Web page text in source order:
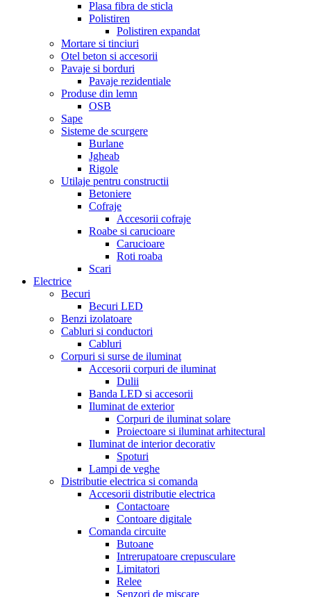
Plasa fibra de sticla
Polistiren
Polistiren expandat
Mortare si tinciuri
Otel beton si accesorii
Pavaje si borduri
Pavaje rezidentiale
Produse din lemn
OSB
Sape
Sisteme de scurgere
Burlane
Jgheab
Rigole
Utilaje pentru constructii
Betoniere
Cofraje
Accesorii cofraje
Roabe si carucioare
Carucioare
Roti roaba
Scari
Electrice
Becuri
Becuri LED
Benzi izolatoare
Cabluri si conductori
Cabluri
Corpuri si surse de iluminat
Accesorii corpuri de iluminat
Dulii
Banda LED si accesorii
Iluminat de exterior
Corpuri de iluminat solare
Proiectoare si iluminat arhitectural
Iluminat de interior decorativ
Spoturi
Lampi de veghe
Distributie electrica si comanda
Accesorii distributie electrica
Contactoare
Contoare digitale
Comanda circuite
Butoane
Intrerupatoare crepusculare
Limitatori
Relee
Senzori de miscare